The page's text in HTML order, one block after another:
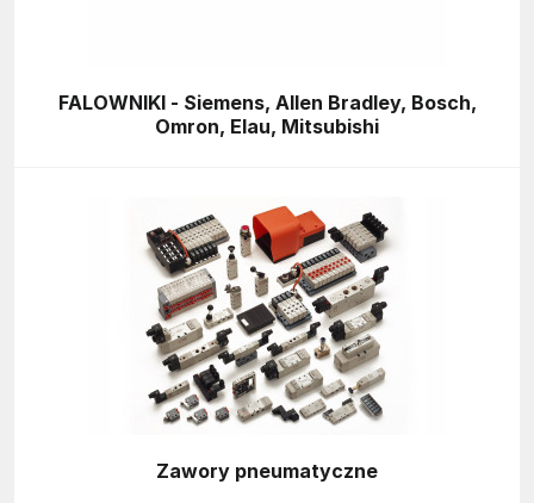
FALOWNIKI - Siemens, Allen Bradley, Bosch,
Omron, Elau, Mitsubishi
Zawory pneumatyczne